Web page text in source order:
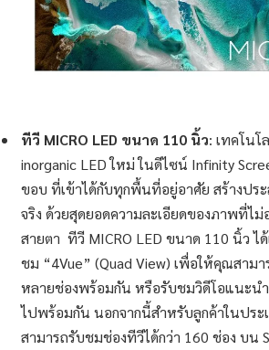
ทีวี MICRO LED ขนาด 110 นิ้ว: เทคโน
inorganic LED ใหม่ ในดีไซน์ Infinity
ขอบ ที่เข้าได้กับทุกพื้นที่อยู่อาศัย สร้างปร
จริง ด้วยสุดยอดความละเอียดของภาพที่ไม่
สายตา ทีวี MICRO LED ขนาด 110 นิ้ว ไ
ชม “4Vue” (Quad View) เพื่อให้คุณสาม
หลายช่องพร้อมกัน หรือรับชมวิดีโอแนะนำ
ไปพร้อมกัน นอกจากนี้สำหรับลูกค้าในประ
สามารถรับชมช่องทีวีได้กว่า 160 ช่อง บน